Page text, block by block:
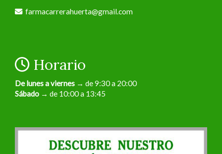
farmacarrerahuerta
gmail.com
Horario
De lunes a viernes → de 9:30 a 20:00
Sábado → de 10:00 a 13:45